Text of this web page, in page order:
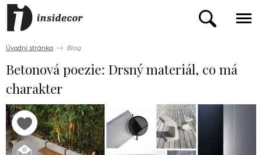
Úvodní stránka Blog
Betonová poezie: Drsný materiál, co má
charakter